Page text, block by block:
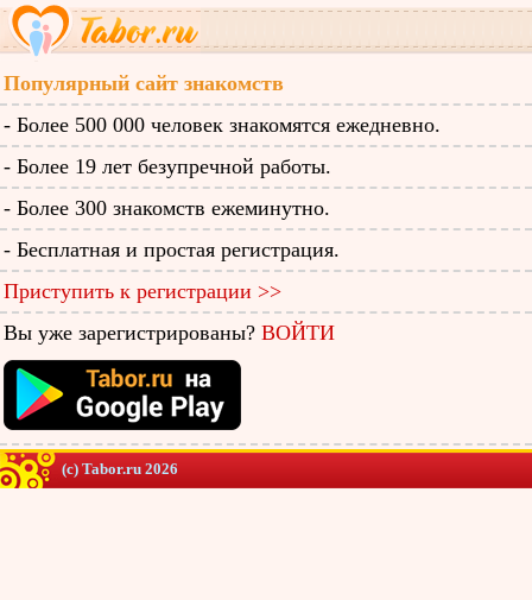
Популярный сайт знакомств
- Более 500 000 человек знакомятся ежедневно.
- Более 19 лет безупречной работы.
- Более 300 знакомств ежеминутно.
- Бесплатная и простая регистрация.
Приступить к регистрации >>
Вы уже зарегистрированы? ВОЙТИ
(c) Tabor.ru 2026